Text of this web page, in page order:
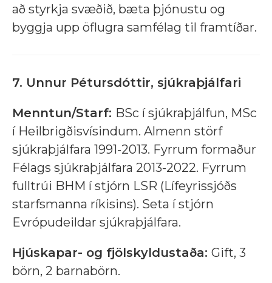
að styrkja svæðið, bæta þjónustu og
byggja upp öflugra samfélag til framtíðar.
7. Unnur Pétursdóttir, sjúkraþjálfari
Menntun/Starf: BSc í sjúkraþjálfun, MSc
í Heilbrigðisvísindum. Almenn störf
sjúkraþjálfara 1991-2013. Fyrrum formaður
Félags sjúkraþjálfara 2013-2022. Fyrrum
fulltrúi BHM í stjórn LSR (Lífeyrissjóðs
starfsmanna ríkisins). Seta í stjórn
Evrópudeildar sjúkraþjálfara.
Hjúskapar- og fjölskyldustaða: Gift, 3
börn, 2 barnabörn.